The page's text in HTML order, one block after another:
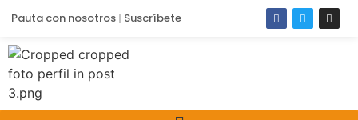
Pauta con nosotros Suscríbete